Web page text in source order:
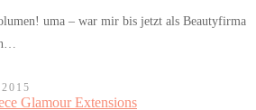
uma – war mir bis jetzt als Beautyfirma